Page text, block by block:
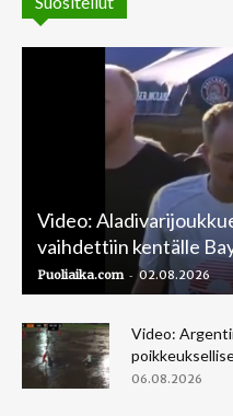
Video:
vaihdettiin kentälle
Puoliaika.com - 02.08.2026
Video:
06.08.2026